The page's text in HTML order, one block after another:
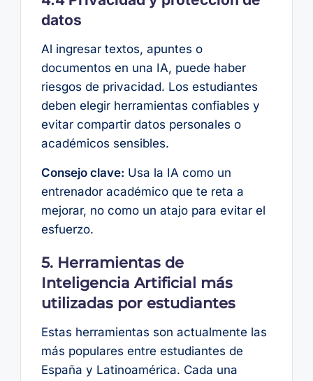
datos
Al ingresar textos, apuntes o
documentos en una IA, puede haber
riesgos de privacidad. Los estudiantes
deben elegir herramientas confiables y
evitar compartir datos personales o
académicos sensibles.
Consejo clave: Usa la IA como un
entrenador académico que te reta a
mejorar, no como un atajo para evitar el
esfuerzo.
5. Herramientas de
Inteligencia Artificial más
utilizadas por estudiantes
Estas herramientas son actualmente las
más populares entre estudiantes de
España y Latinoamérica. Cada una